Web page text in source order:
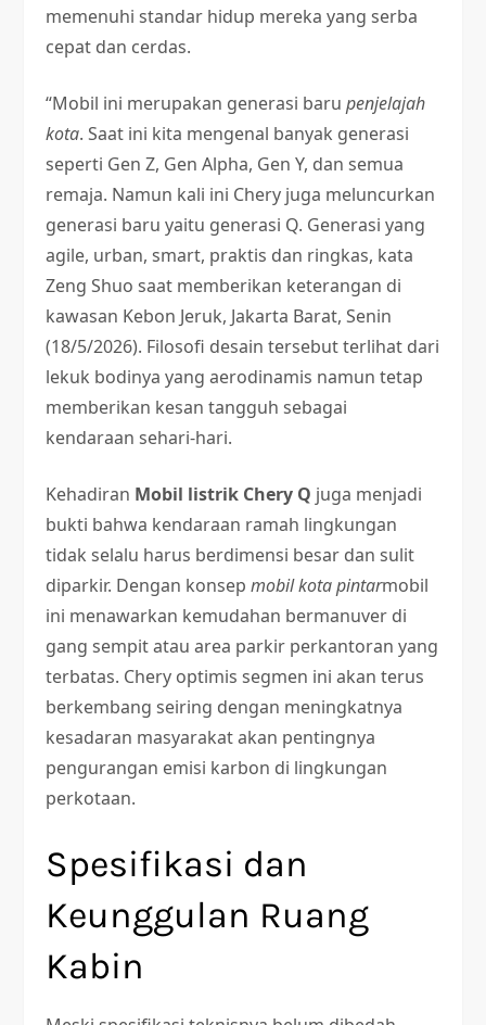
memenuhi standar hidup mereka yang serba
cepat dan cerdas.
“Mobil ini merupakan generasi barupenjelajah
kota. Saat ini kita mengenal banyak generasi
seperti Gen Z, Gen Alpha, Gen Y, dan semua
remaja. Namun kali ini Chery juga meluncurkan
generasi baru yaitu generasi Q. Generasi yang
agile, urban, smart, praktis dan ringkas, kata
Zeng Shuo saat memberikan keterangan di
kawasan Kebon Jeruk, Jakarta Barat, Senin
(18/5/2026). Filosofi desain tersebut terlihat dari
lekuk bodinya yang aerodinamis namun tetap
memberikan kesan tangguh sebagai
kendaraan sehari-hari.
Kehadiran Mobil listrik Chery Q juga menjadi
bukti bahwa kendaraan ramah lingkungan
tidak selalu harus berdimensi besar dan sulit
diparkir. Dengan konsepmobil kota pintarmobil
ini menawarkan kemudahan bermanuver di
gang sempit atau area parkir perkantoran yang
terbatas. Chery optimis segmen ini akan terus
berkembang seiring dengan meningkatnya
kesadaran masyarakat akan pentingnya
pengurangan emisi karbon di lingkungan
perkotaan.
Spesifikasi dan
Keunggulan Ruang
Kabin